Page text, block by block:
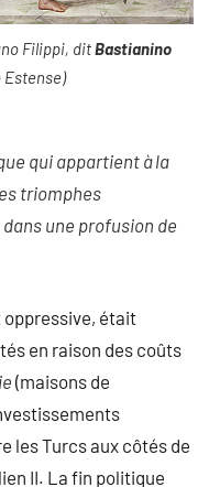
Filippi, ditBastianino
Estense)
qui appartient à la
triomphes
une profusion de
était
en raison des coûts
(maisons de
les Turcs aux côtés de
II. La fin politique